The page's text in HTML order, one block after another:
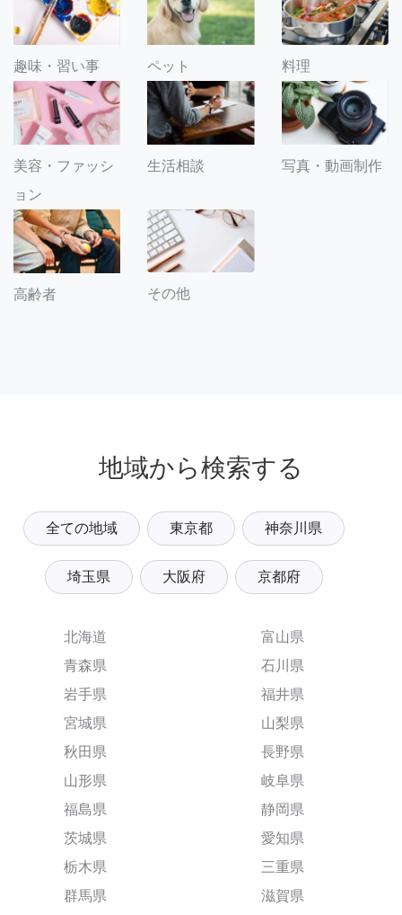
趣味・習い事 ペット 料理
美容・ファッシ
ョン
生活相談 写真・動画制作
高齢者 その他
地域から検索する
全ての地域 東京都 神奈川県
埼玉県 大阪府 京都府
北海道
青森県
岩手県
宮城県
秋田県
山形県
福島県
茨城県
栃木県
群馬県
富山県
石川県
福井県
山梨県
長野県
岐阜県
静岡県
愛知県
三重県
滋賀県